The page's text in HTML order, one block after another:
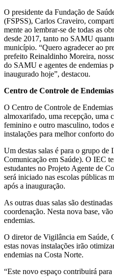
O presidente da Fundação de
(FSPSS), Carlos Craveiro,
mente ao lembrar-se de todas as
desde 2017, tanto no SAMU
município. “Quero agradecer ao
prefeito Reinaldinho Moreira,
do SAMU e agentes de endemias
inaugurado hoje”, destacou.
Centro de Controle de Endemias
O Centro de Controle de
almoxarifado, uma recepção, uma
feminino e outro masculino, todos
instalações para melhor conforto
Um destas salas é para o grupo
Comunicação em Saúde). O IEC
estudantes no Projeto Agente de
será iniciado nas escolas públicas
após a inauguração.
As outras duas salas são
coordenação. Nesta nova base,
endemias.
O diretor de Vigilância em Saúde,
estas novas instalações irão
endemias na Costa Norte.
“Este novo espaço contribuirá para